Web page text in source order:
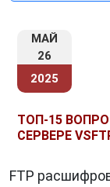
Для чего
Передача
клиента –
Вы можете
МАЙ
26
2025
ТОП-15
СЕРВЕРЕ
FTP